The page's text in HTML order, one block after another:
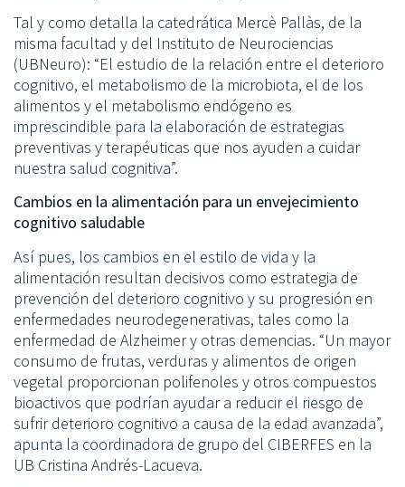
Tal y como detalla la catedrática Mercè Pallàs, de la
misma facultad y del Instituto de Neurociencias
(UBNeuro): “El estudio de la relación entre el deterioro
cognitivo, el metabolismo de la microbiota, el de los
alimentos y el metabolismo endógeno es
imprescindible para la elaboración de estrategias
preventivas y terapéuticas que nos ayuden a cuidar
nuestra salud cognitiva”.
Cambios en la alimentación para un envejecimiento
cognitivo saludable
Así pues, los cambios en el estilo de vida y la
alimentación resultan decisivos como estrategia de
prevención del deterioro cognitivo y su progresión en
enfermedades neurodegenerativas, tales como la
enfermedad de Alzheimer y otras demencias. “Un mayor
consumo de frutas, verduras y alimentos de origen
vegetal proporcionan polifenoles y otros compuestos
bioactivos que podrían ayudar a reducir el riesgo de
sufrir deterioro cognitivo a causa de la edad avanzada”,
apunta la coordinadora de grupo del CIBERFES en la
UB Cristina Andrés-Lacueva.